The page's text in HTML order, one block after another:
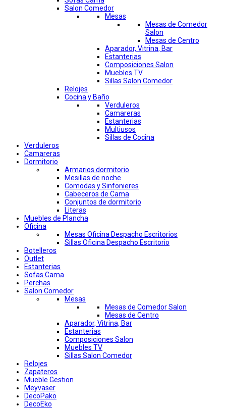
Salon Comedor
Mesas
Mesas de Comedor
Salon
Mesas de Centro
Aparador, Vitrina, Bar
Estanterias
Composiciones Salon
Muebles TV
Sillas Salon Comedor
Relojes
Cocina y Baño
Verduleros
Camareras
Estanterias
Multiusos
Sillas de Cocina
Verduleros
Camareras
Dormitorio
Armarios dormitorio
Mesillas de noche
Comodas y Sinfonieres
Cabeceros de Cama
Conjuntos de dormitorio
Literas
Muebles de Plancha
Oficina
Mesas Oficina Despacho Escritorios
Sillas Oficina Despacho Escritorio
Botelleros
Outlet
Estanterias
Sofas Cama
Perchas
Salon Comedor
Mesas
Mesas de Comedor Salon
Mesas de Centro
Aparador, Vitrina, Bar
Estanterias
Composiciones Salon
Muebles TV
Sillas Salon Comedor
Relojes
Zapateros
Mueble Gestion
Meyvaser
DecoPako
DecoEko